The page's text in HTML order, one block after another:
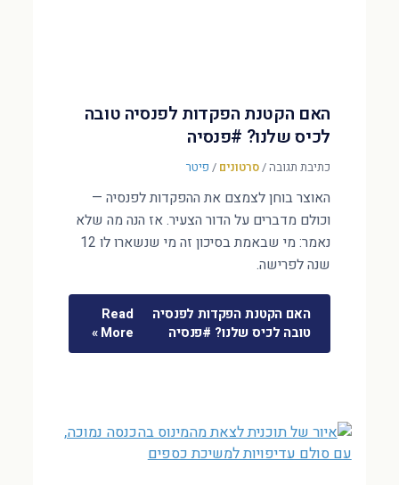
האם הקטנת הפקדות לפנסיה טובה
לכיס שלנו? #פנסיה
כתיבת תגובה/סרטונים / פיטר
האוצר בוחן לצמצם את ההפקדות לפנסיה —
וכולם מדברים על הדור הצעיר. אז הנה מה שלא
נאמר: מי שבאמת בסיכון זה מי שנשארו לו 12
שנה לפרישה.
האם הקטנת הפקדות לפנסיה
טובה לכיס שלנו? #פנסיה
Read
More »